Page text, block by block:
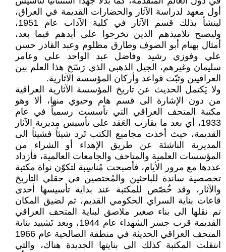
أول معهد لدراسة الآثار والحضارات القديمة في العراق،
لينشأ بذلك قسم الآثار في كلية الآداب عام 1951،
وليصبح تلاميذهم الذين تخرجوا على أيدهم فيما بعد،
أمثال بهنام أبو الصوف وطارق مظلوم وعبد القادر حسن
علي وفوزي رشيد وفاضل عبد الواحد علي وعامر
سليمان وغيرهم، الجيل الذهبي الذي رَسّخ هذا العلم بين
العراقيين وثبّت قواعد وأركان المؤسسة الآثارية.
ولا يَكتمل الحديث عن تاريخ المؤسسة الآثارية العراقية
من دون الإشارة الى قسم هام وحيوي منها، ألا وهو
مكتبة المتحف العراقي التي تأسست رسمياً في عام
1933، أي بعد ما يقارب العَقد على تأسيس مديرية الآثار
القديمة، حيث أخذت مجاميع الكتب تَرد شيئاً فشيئاً الى
المديرية الناشئة عن طريق الإهداء أو الشراء من
المؤسسات العلمية والمتاحف والجامعات العالمية، فأزداد
عددها مع مرور الأيام، فأصبحت مُناسِبة لتكوّن نواة مكتبة
تخصصية ساندة للباحثين والمُختصين في حقلي التاريخ
والآثار، وقد خُصّص للمكتبة عند بداية تأسيسها أحدى
قاعات بناية السراي الحكومي القديم، ثم لضيق المكان
تم نقلها الى بناء صغير ملاصق لبناية المتحف العراقي
القديمة قرب جسر الشهداء عام 1944، وبعد تَشييد بناية
المتحف العراقي الحديثة في منطقة الصالحية عام 1966
انتقلت المكتبة كذلك الى بنايتها الجديدة هناك، والتي